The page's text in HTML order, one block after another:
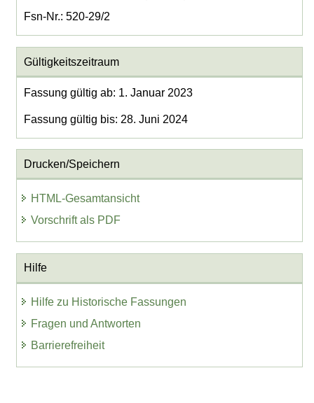
Fsn-Nr.: 520-29/2
Gültigkeitszeitraum
Fassung gültig ab: 1. Januar 2023
Fassung gültig bis: 28. Juni 2024
Drucken/Speichern
HTML-Gesamtansicht
Vorschrift als PDF
Hilfe
Hilfe zu Historische Fassungen
Fragen und Antworten
Barrierefreiheit